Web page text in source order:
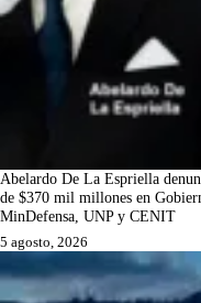
Abelardo De La Espriella
de $370 mil millones en
MinDefensa, UNP y CENIT
5 agosto, 2026